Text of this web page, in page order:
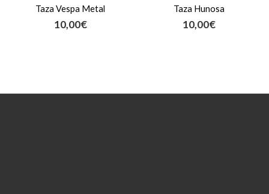
Taza Vespa Metal
10,00€
Taza Hunosa
10,00€